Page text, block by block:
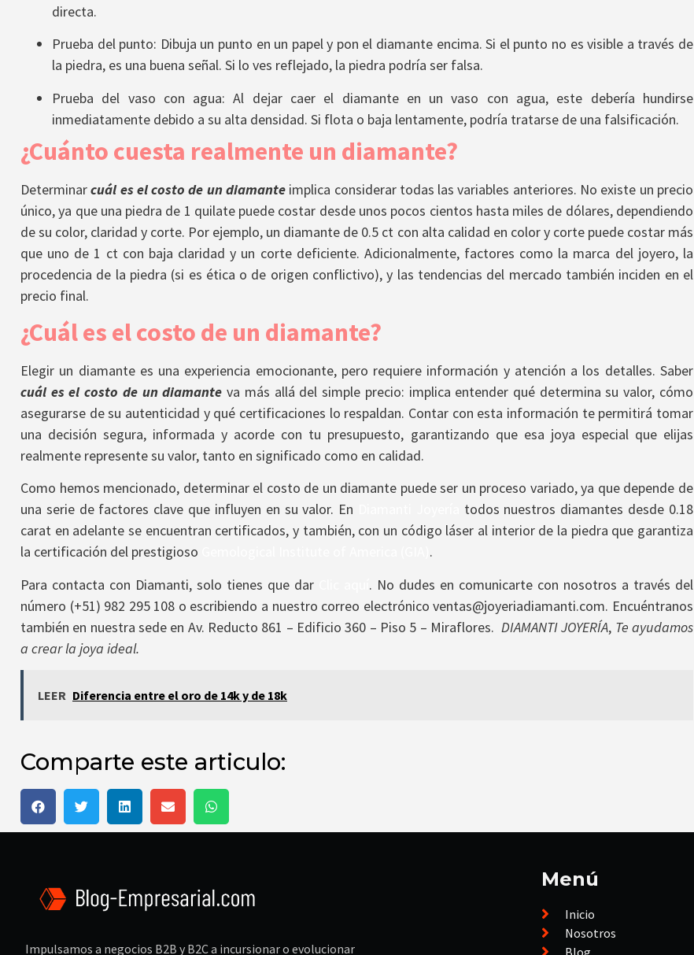
directa.
Prueba del punto: Dibuja un punto en un papel y pon el diamante encima. Si el punto no es visible a través de
la piedra, es una buena señal. Si lo ves reflejado, la piedra podría ser falsa.
Prueba del vaso con agua: Al dejar caer el diamante en un vaso con agua, este debería hundirse
inmediatamente debido a su alta densidad. Si flota o baja lentamente, podría tratarse de una falsificación.
¿Cuánto cuesta realmente un diamante?
Determinarcuál es el costo de un diamante implica considerar todas las variables anteriores. No existe un precio
único, ya que una piedra de 1 quilate puede costar desde unos pocos cientos hasta miles de dólares, dependiendo
de su color, claridad y corte. Por ejemplo, un diamante de 0.5 ct con alta calidad en color y corte puede costar más
que uno de 1 ct con baja claridad y un corte deficiente. Adicionalmente, factores como la marca del joyero, la
procedencia de la piedra (si es ética o de origen conflictivo), y las tendencias del mercado también inciden en el
precio final.
¿Cuál es el costo de un diamante?
Elegir un diamante es una experiencia emocionante, pero requiere información y atención a los detalles. Saber
cuál es el costo de un diamante va más allá del simple precio: implica entender qué determina su valor, cómo
asegurarse de su autenticidad y qué certificaciones lo respaldan. Contar con esta información te permitirá tomar
una decisión segura, informada y acorde con tu presupuesto, garantizando que esa joya especial que elijas
realmente represente su valor, tanto en significado como en calidad.
Como hemos mencionado, determinar el costo de un diamante puede ser un proceso variado, ya que depende de
una serie de factores clave que influyen en su valor. En
todos nuestros diamantes desde 0.18
carat en adelante se encuentran certificados, y también, con un código láser al interior de la piedra que garantiza
la certificación del prestigioso
.
Para contacta con Diamanti, solo tienes que dar
. No dudes en comunicarte con nosotros a través del
número (+51) 982 295 108 o escribiendo a nuestro correo electrónicoventas@joyeriadiamanti.com. Encuéntranos
también en nuestra sede en Av. Reducto 861 – Edificio 360 – Piso 5 – Miraflores. DIAMANTI JOYERÍA, Te ayudamos
a crear la joya ideal.
LEER Diferencia entre el oro de 14k y de 18k
Comparte este articulo:
Impulsamos a negocios B2B y B2C a incursionar o evolucionar
Menú
Inicio
Nosotros